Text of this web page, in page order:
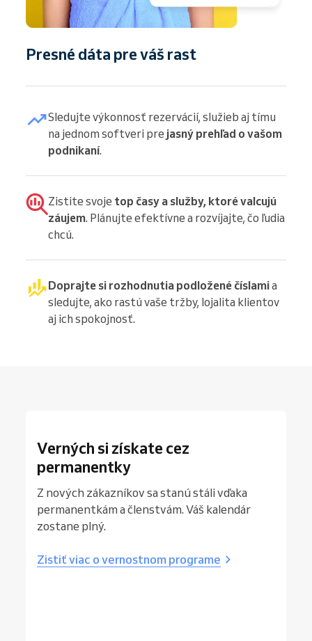
Presné dáta pre váš rast
Sledujte výkonnosť rezervácií, služieb aj tímu
na jednom softveri pre jasný prehľad o vašom
podnikaní.
Zistite svoje top časy a služby, ktoré valcujú
záujem. Plánujte efektívne a rozvíjajte, čo ľudia
chcú.
Doprajte si rozhodnutia podložené číslamia
sledujte, ako rastú vaše tržby, lojalita klientov
aj ich spokojnosť.
Verných si získate cez
permanentky
Z nových zákazníkov sa stanú stáli vďaka
permanentkám a členstvám. Váš kalendár
zostane plný.
Zistiť viac o vernostnom programe